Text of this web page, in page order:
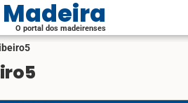
O portal dos madeirenses